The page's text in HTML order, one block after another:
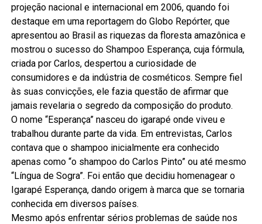
projeção nacional e internacional em 2006, quando foi
destaque em uma reportagem do Globo Repórter, que
apresentou ao Brasil as riquezas da floresta amazônica e
mostrou o sucesso do Shampoo Esperança, cuja fórmula,
criada por Carlos, despertou a curiosidade de
consumidores e da indústria de cosméticos. Sempre fiel
às suas convicções, ele fazia questão de afirmar que
jamais revelaria o segredo da composição do produto.
O nome “Esperança” nasceu do igarapé onde viveu e
trabalhou durante parte da vida. Em entrevistas, Carlos
contava que o shampoo inicialmente era conhecido
apenas como “o shampoo do Carlos Pinto” ou até mesmo
“Língua de Sogra”. Foi então que decidiu homenagear o
Igarapé Esperança, dando origem à marca que se tornaria
conhecida em diversos países.
Mesmo após enfrentar sérios problemas de saúde nos